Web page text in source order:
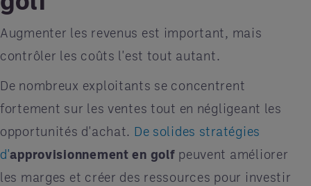
Augmenter les revenus est important, mais
contrôler les coûts l'est tout autant.
De nombreux exploitants se concentrent
fortement sur les ventes tout en négligeant les
opportunités d'achat. De solides stratégies
d'approvisionnement en golf peuvent améliorer
les marges et créer des ressources pour investir